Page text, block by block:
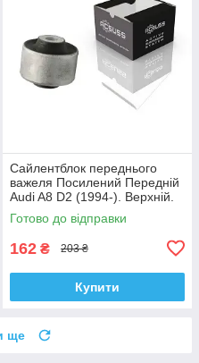
Сайлентблок переднього
важеля Посилений Передній
Audi A8 D2 (1994-). Верхній.
Корея ACSUSS! 35379 ,
JBU138 , TD1062W
Готово до відправки
162 ₴ 203 ₴
Купити
ще